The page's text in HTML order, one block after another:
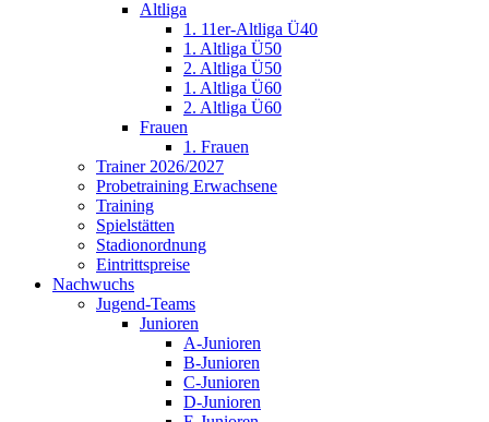
Altliga
1. 11er-Altliga Ü40
1. Altliga Ü50
2. Altliga Ü50
1. Altliga Ü60
2. Altliga Ü60
Frauen
1. Frauen
Trainer 2026/2027
Probetraining Erwachsene
Training
Spielstätten
Stadionordnung
Eintrittspreise
Nachwuchs
Jugend-Teams
Junioren
A-Junioren
B-Junioren
C-Junioren
D-Junioren